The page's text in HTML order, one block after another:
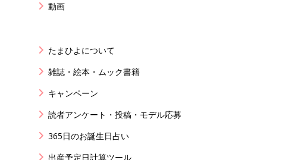
動画
たまひよについて
雑誌・絵本・ムック書籍
キャンペーン
読者アンケート・投稿・モデル応募
365日のお誕生日占い
出産予定日計算ツール